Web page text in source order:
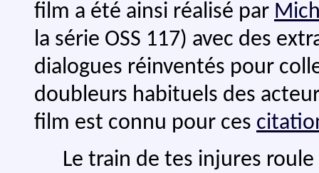
film a été ainsi réalisé par
la série OSS 117) avec des
dialogues réinventés pour
doubleurs habituels des
film est connu pour ces
Le train de tes injures